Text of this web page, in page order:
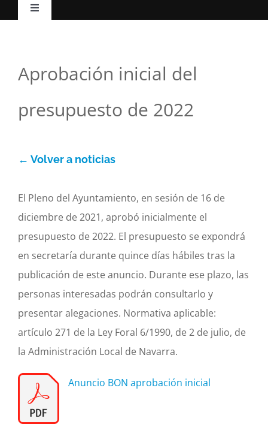
Toggle
El Ayuntamiento
Esc. Música
La villa
Turismo
Actividad económica
Actualidad
Manc. Servicios Sociales
Contacto
Aprobación inicial del
presupuesto de 2022
← Volver a noticias
El Pleno del Ayuntamiento, en sesión de 16 de
diciembre de 2021, aprobó inicialmente el
presupuesto de 2022. El presupuesto se expondrá
en secretaría durante quince días hábiles tras la
publicación de este anuncio. Durante ese plazo, las
personas interesadas podrán consultarlo y
presentar alegaciones. Normativa aplicable:
artículo 271 de la Ley Foral 6/1990, de 2 de julio, de
la Administración Local de Navarra.
Anuncio BON aprobación inicial